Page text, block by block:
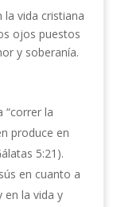
la vida cristiana
ojos puestos
y soberanía.
“correr la
produce en
5:21).
en cuanto a
en la vida y